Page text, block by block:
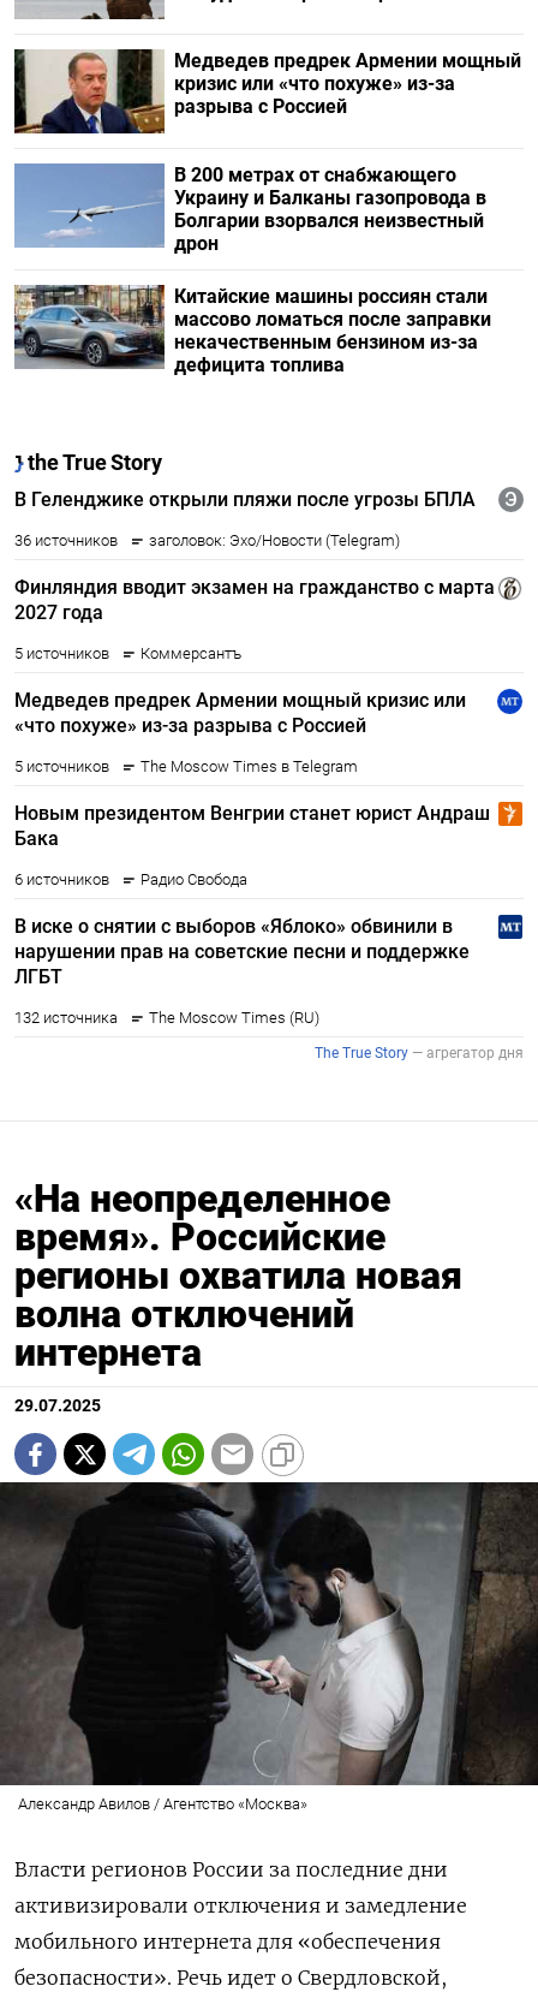
Медведев предрек Армении мощный
кризис или «что похуже» из-за
разрыва с Россией
В 200 метрах от снабжающего
Украину и Балканы газопровода в
Болгарии взорвался неизвестный
дрон
Китайские машины россиян стали
массово ломаться после заправки
некачественным бензином из-за
дефицита топлива
«На неопределенное
время». Российские
регионы охватила новая
волна отключений
интернета
29.07.2025
Александр Авилов / Агентство «Москва»
Власти регионов России за последние дни
активизировали отключения и замедление
мобильного интернета для «обеспечения
безопасности». Речь идет о Свердловской,